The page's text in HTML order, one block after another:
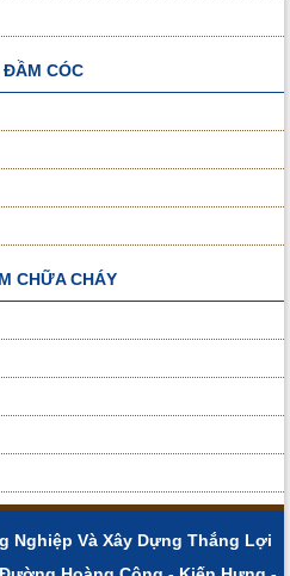
ĐẦM CÓC
CHỮA CHÁY
Nghiệp Và Xây Dựng Thắng Lợi